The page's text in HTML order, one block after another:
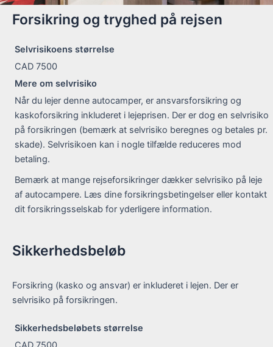
Forsikring og tryghed på rejsen
Selvrisikoens størrelse
CAD 7500
Mere om selvrisiko
Når du lejer denne autocamper, er ansvarsforsikring og
kaskoforsikring inkluderet i lejeprisen. Der er dog en selvrisiko
på forsikringen (bemærk at selvrisiko beregnes og betales pr.
skade). Selvrisikoen kan i nogle tilfælde reduceres mod
betaling.
Bemærk at mange rejseforsikringer dækker selvrisiko på leje
af autocampere. Læs dine forsikringsbetingelser eller kontakt
dit forsikringsselskab for yderligere information.
Sikkerhedsbeløb
Forsikring (kasko og ansvar) er inkluderet i lejen. Der er
selvrisiko på forsikringen.
Sikkerhedsbeløbets størrelse